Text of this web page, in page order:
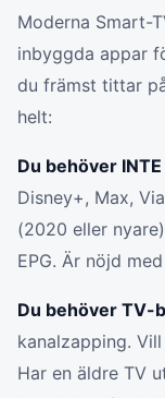
Moderna Smart-
inbyggda appar
du främst tittar
helt:
Du behöver
Disney+, Max,
(2020 eller
EPG. Är nöjd
Du behöver TV-
kanalzapping.
Har en äldre TV